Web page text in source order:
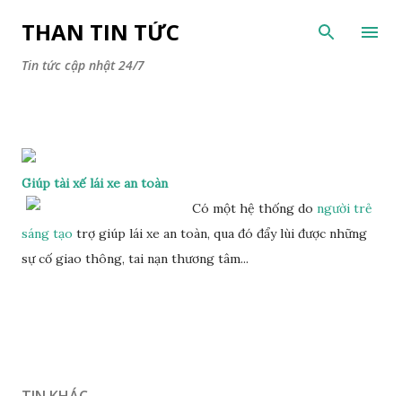
Chuyển đến nội dung chính
THAN TIN TỨC
Tin tức cập nhật 24/7
Giúp tài xế lái xe an toàn
Có một hệ thống do người trẻ
sáng tạo trợ giúp lái xe an toàn, qua đó đẩy lùi được những
sự cố giao thông, tai nạn thương tâm...